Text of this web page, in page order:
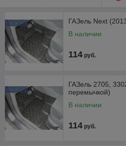
ГАЗель Next
В наличии
114 руб.
ГАЗель 2705,
перемычкой)
В наличии
114 руб.